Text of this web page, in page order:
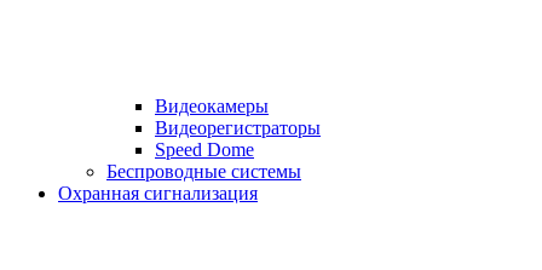
Видеокамеры
Видеорегистраторы
Speed Dome
Беспроводные системы
Охранная сигнализация